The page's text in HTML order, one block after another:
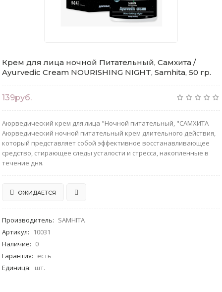
Крем для лица ночной Питательный, Самхита /
Ayurvedic Cream NOURISHING NIGHT, Samhita, 50 гр.
139руб.
Аюрведический крем для лица "Ночной питательный, "САМХИТА
Аюрведический ночной питательный крем длительного действия,
который представляет собой эффективное восстанавливающее
средство, стирающее следы усталости и стресса, накопленные в
течение дня.
ОЖИДАЕТСЯ
Производитель: SAMHITA
Артикул:
10031
Наличие: 0
Гарантия: есть
Единица: шт.